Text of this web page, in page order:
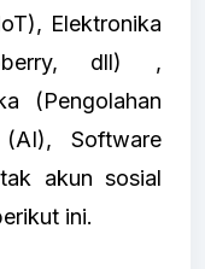
Elektronika
dll) ,
(Pengolahan
Software
akun sosial
ini.